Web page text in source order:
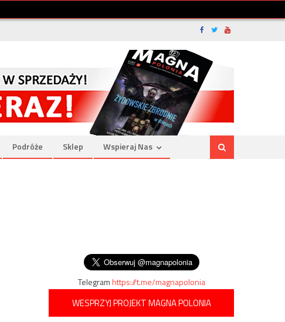
Podróże Sklep Wspieraj Nas
Telegramhttps://t.me/magnapolonia
WESPRZYJ PROJEKT MAGNA POLONIA